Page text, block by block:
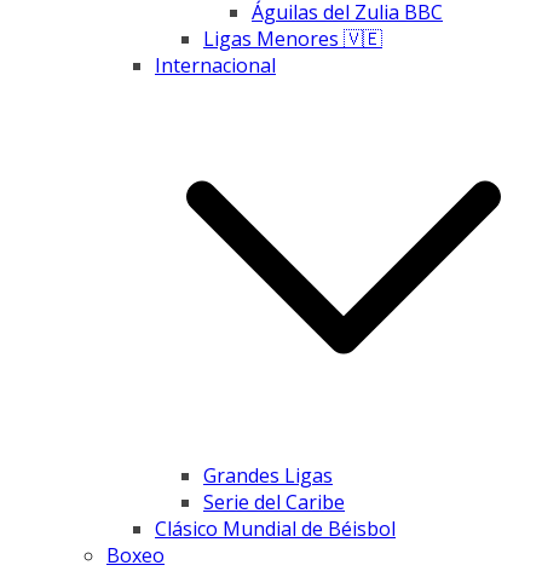
Águilas del Zulia BBC
Ligas Menores 🇻🇪
Internacional
Grandes Ligas
Serie del Caribe
Clásico Mundial de Béisbol
Boxeo